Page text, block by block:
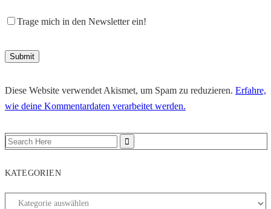
Trage mich in den Newsletter ein!
Diese Website verwendet Akismet, um Spam zu reduzieren. Erfahre,
wie deine Kommentardaten verarbeitet werden.
KATEGORIEN